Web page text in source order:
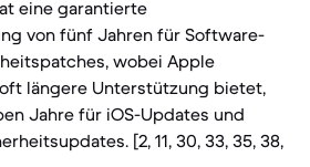
eine garantierte
von fünf Jahren für Software-
wobei Apple
längere Unterstützung bietet,
Jahre für iOS-Updates und
[2, 11, 30, 33, 35, 38,